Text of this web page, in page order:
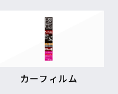
カーフィルム